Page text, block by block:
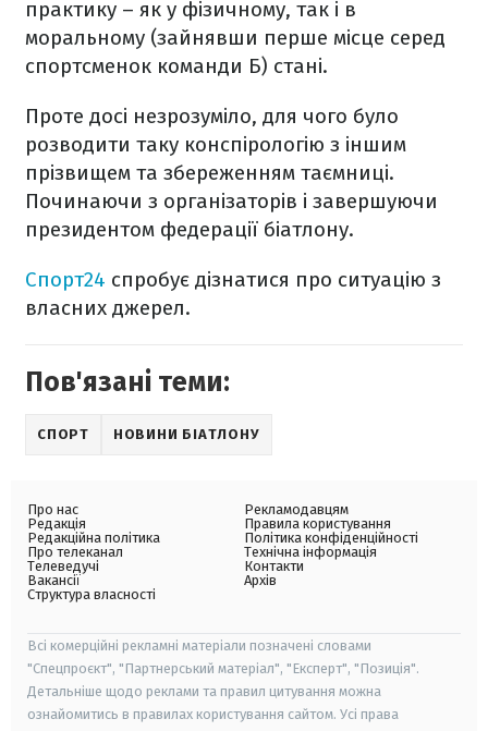
практику – як у фізичному, так і в
моральному (зайнявши перше місце серед
спортсменок команди Б) стані.
Проте досі незрозуміло, для чого було
розводити таку конспірологію з іншим
прізвищем та збереженням таємниці.
Починаючи з організаторів і завершуючи
президентом федерації біатлону.
Спорт24 спробує дізнатися про ситуацію з
власних джерел.
Пов'язані теми:
СПОРТ НОВИНИ БІАТЛОНУ
Про нас
Редакція
Редакційна політика
Про телеканал
Телеведучі
Вакансії
Структура власності
Рекламодавцям
Правила користування
Політика конфіденційності
Технічна інформація
Контакти
Архів
Всі комерційні рекламні матеріали позначені словами
"Спецпроєкт", "Партнерський матеріал", "Експерт", "Позиція".
Детальніше щодо реклами та правил цитування можна
ознайомитись в правилах користування сайтом. Усі права